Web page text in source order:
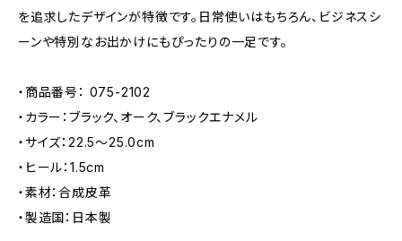
を追求したデザインが特徴です。日常使いはもちろん、ビジネスシ
ーンや特別なお出かけにもぴったりの一足です。
・商品番号： 075-2102
・カラー：ブラック、オーク、ブラックエナメル
・サイズ：22.5〜25.0cm
・ヒール：1.5cm
・素材：合成皮革
・製造国：日本製